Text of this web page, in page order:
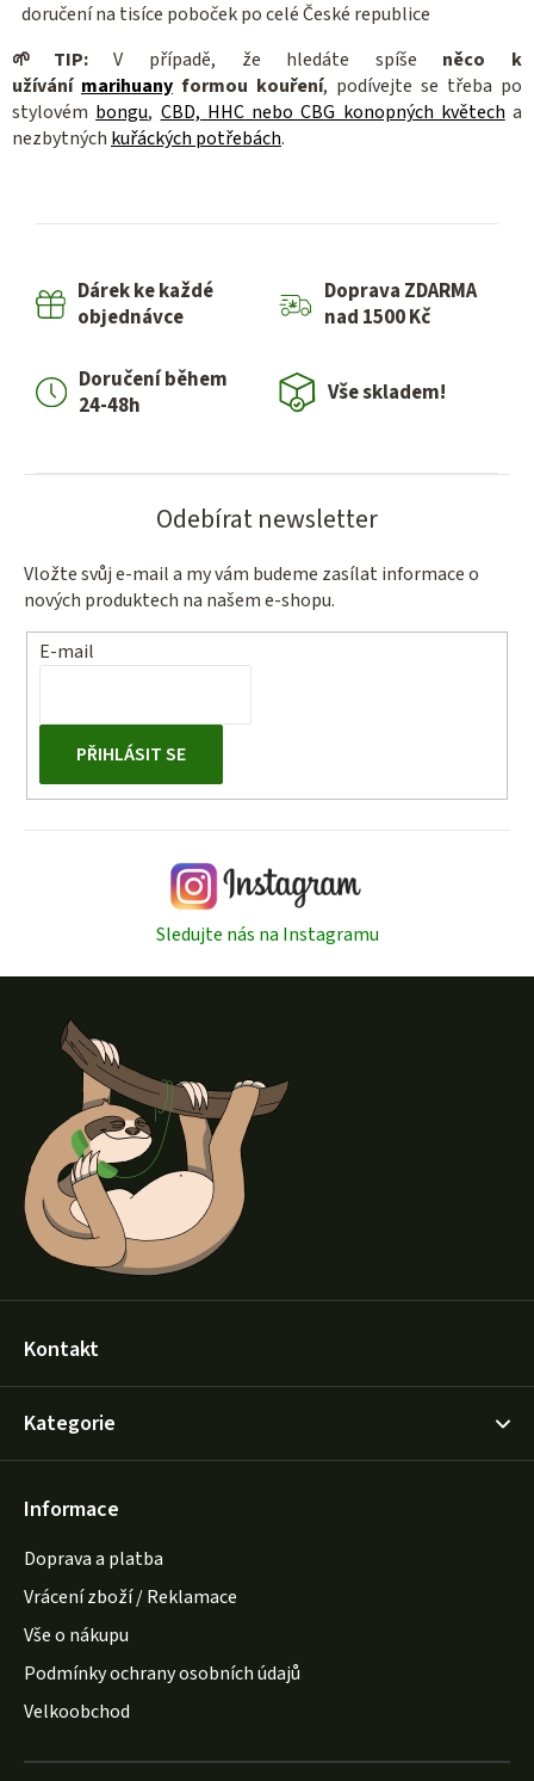
doručení na tisíce poboček po celé České republice
🌱 TIP:V případě, že hledáte spíše něco k
užívání marihuany formou kouření, podívejte se třeba po
stylovém bongu, CBD, HHC nebo CBG konopných květech a
nezbytných kuřáckých potřebách.
Dárek ke každé
objednávce
Doprava ZDARMA
nad 1500 Kč
Doručení během
24-48h
Vše skladem!
Odebírat newsletter
Vložte svůj e-mail a my vám budeme zasílat informace o
nových produktech na našem e-shopu.
E-mail
PŘIHLÁSIT SE
Sledujte nás na Instagramu
Kontakt
Kategorie
Informace
Doprava a platba
Vrácení zboží / Reklamace
Vše o nákupu
Podmínky ochrany osobních údajů
Velkoobchod